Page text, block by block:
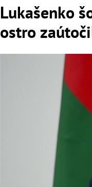
Lukašenko
ostro